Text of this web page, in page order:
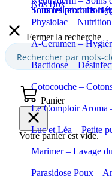
Sommeil et confort
Tous les produits
Tous les produits
Physiolac –
A-Cerumen –
Bactidose –
Cotocouche –
Le Comptoir Aroma
Luc et Léa – Petite
Marimer – Lavage
Parasidose Poux –
Nos Box
Fermer la recherche
Panier
Votre panier est vide.